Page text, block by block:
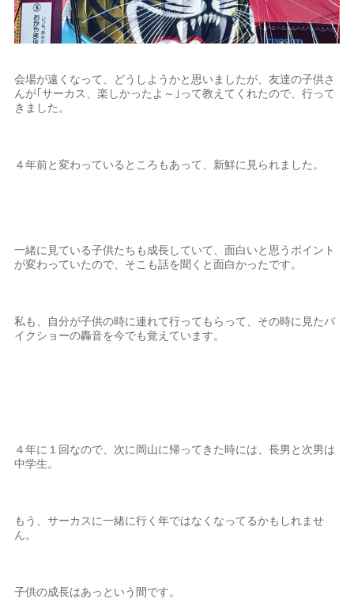
会場が遠くなって、どうしようかと思いましたが、友達の子供さ
んが｢サーカス、楽しかったよ～｣って教えてくれたので、行って
きました。
４年前と変わっているところもあって、新鮮に見られました。
一緒に見ている子供たちも成長していて、面白いと思うポイント
が変わっていたので、そこも話を聞くと面白かったです。
私も、自分が子供の時に連れて行ってもらって、その時に見たバ
イクショーの轟音を今でも覚えています。
４年に１回なので、次に岡山に帰ってきた時には、長男と次男は
中学生。
もう、サーカスに一緒に行く年ではなくなってるかもしれませ
ん。
子供の成長はあっという間です。